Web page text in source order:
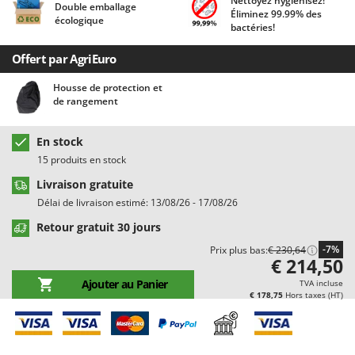
Chaudrons électriques pour polenta
Cisailles taille-haies manuelles
Climatiseurs
Compresseurs d'air électriques
Compresseurs pour la récolte des olives et la taille
Coupe-bordures - Trimmers
Coupe-branches
Couveuses à œufs
Cultivateurs Tiller à ressorts - Extirpateurs
D
Débroussailleuses
Décompacteurs agricoles
Découpeurs plasma
Barbieri
Benassi
Beper
Berkel
Bernardi
Bertolini Pumps
Besser Vacuum
Bestway
Beta tools
Black & Decker
BlackStone
Blue Bird
Double emballage
écologique
Éliminez 99.99% des
bactéries!
Offert par AgriEuro
Housse de protection et
de rangement
En stock
15 produits en stock
Livraison gratuite
Délai de livraison estimé: 13/08/26 - 17/08/26
Retour gratuit 30 jours
Prix plus bas:€ 230,64 -7%
Ajouter au Panier
€ 214,50
TVA incluse
€ 178,75 Hors taxes (HT)